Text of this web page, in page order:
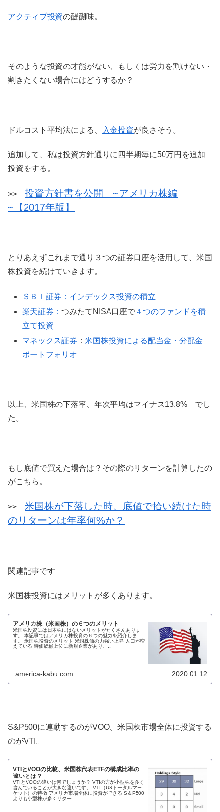
アクティブ投資の醍醐味。
そのような投資の才能がない、もしくは労力を割けない・
割きたくない場合にはどうするか？
ドルコスト平均法による、 入金投資が良さそう。
追加して、私は投資方針通りに四半期毎に50万円を追加
投資をする。
>>
投資方針書を公開 ~アメリカ株編
~【2017年版】
とりあえずこれまで通り３つの証券口座を活用して、米国
株投資を続けていきます。
ＳＢＩ証券： インデックス投資の積立
楽天証券：つみたてNISA口座で４つのファンドを積
立て投資
マネックス証券 ：米国株投資による配当金・分配金
ポートフォリオ
以上、米国株の下落率、年次平均はマイナス13.8% でし
た。
もし底値で買えた場合は？その際のリターンを計算したの
がこちら。
>>
米国株が下落した時、底値で拾い続けた時
のリターンは年率何%か？
関連記事です
米国株投資にはメリットが多くあります。
アメリカ株（米国株）の６つのメリット
米国株投資には日本株にはないメリットがたくさんありま
す。 本記事ではアメリカ株投資の６つの魅力を紹介しま
す。 米国株投資のメリット 米国株価の力強い上昇 人口が増
えている 時価総額上位に新規企業があり、...
america-kabu.com 2020.01.12
S&P500に連動するのがVOO、米国株市場全体に投資する
のがVTI。
VTIとVOOの比較、米国株代表ETFの構成比率の
違いとは？
VTIとVOOの違いは何でしょうか？ VTIの方が小型株を多く
含んでいることが大きな違いです。 VTI（USトータルマー
ケット）の特徴 アメリカ市場全体に投資ができる S＆P500
よりも小型株が多くリター...